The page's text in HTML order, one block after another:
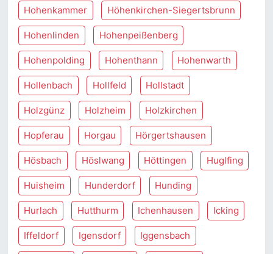
Hohenkammer Höhenkirchen-Siegertsbrunn
Hohenlinden Hohenpeißenberg
Hohenpolding Hohenthann Hohenwarth
Hollenbach Hollfeld Hollstadt
Holzgünz Holzheim Holzkirchen
Hopferau Horgau Hörgertshausen
Hösbach Höslwang Höttingen Huglfing
Huisheim Hunderdorf Hunding
Hurlach Hutthurm Ichenhausen Icking
Iffeldorf Igensdorf Iggensbach